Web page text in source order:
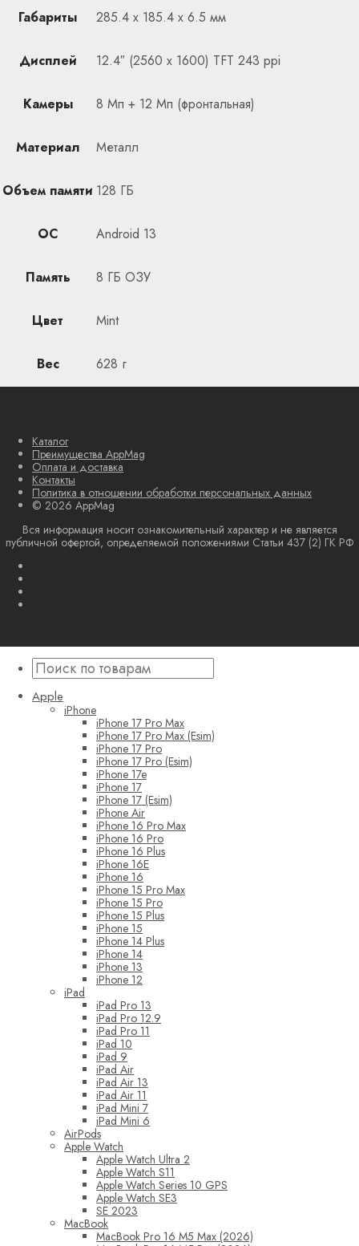
Габариты 285.4 х 185.4 х 6.5 мм
Дисплей 12.4″ (2560 x 1600) TFT 243 ppi
Камеры 8 Мп + 12 Мп (фронтальная)
Материал Металл
Объем памяти 128 ГБ
ОС Android 13
Память 8 ГБ ОЗУ
Цвет Mint
Вес 628 г
Каталог
Преимущества AppMag
Оплата и доставка
Контакты
Политика в отношении обработки персональных данных
© 2026 AppMag
Вся информация носит ознакомительный характер и не является
публичной офертой, определяемой положениями Статьи 437 (2) ГК РФ
Apple
iPhone
iPhone 17 Pro Max
iPhone 17 Pro Max (Esim)
iPhone 17 Pro
iPhone 17 Pro (Esim)
iPhone 17e
iPhone 17
iPhone 17 (Esim)
iPhone Air
iPhone 16 Pro Max
iPhone 16 Pro
iPhone 16 Plus
iPhone 16E
iPhone 16
iPhone 15 Pro Max
iPhone 15 Pro
iPhone 15 Plus
iPhone 15
iPhone 14 Plus
iPhone 14
iPhone 13
iPhone 12
iPad
iPad Pro 13
iPad Pro 12.9
iPad Pro 11
iPad 10
iPad 9
iPad Air
iPad Air 13
iPad Air 11
iPad Mini 7
iPad Mini 6
AirPods
Apple Watch
Apple Watch Ultra 2
Apple Watch S11
Apple Watch Series 10 GPS
Apple Watch SE3
SE 2023
MacBook
MacBook Pro 16 M5 Max (2026)